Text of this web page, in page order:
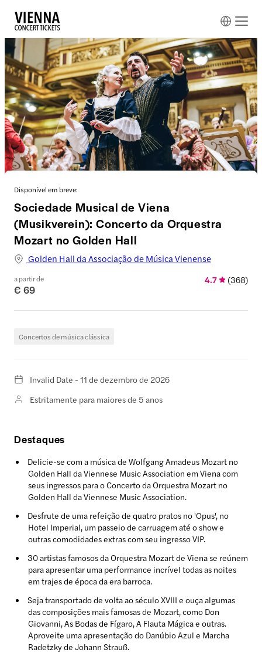
Disponível em breve:
Sociedade Musical de Viena
(Musikverein): Concerto da Orquestra
Mozart no Golden Hall
Golden Hall da Associação de Música Vienense
a partir de
€ 69
4.7 (368)
Concertos de música clássica
Invalid Date - 11 de dezembro de 2026
Estritamente para maiores de 5 anos
Destaques
Delicie-se com a música de Wolfgang Amadeus Mozart no
Golden Hall da Viennese Music Association em Viena com
seus ingressos para o Concerto da Orquestra Mozart no
Golden Hall da Viennese Music Association.
Desfrute de uma refeição de quatro pratos no 'Opus', no
Hotel Imperial, um passeio de carruagem até o show e
outras comodidades extras com seu ingresso VIP.
30 artistas famosos da Orquestra Mozart de Viena se reúnem
para apresentar uma performance incrível todas as noites
em trajes de época da era barroca.
Seja transportado de volta ao século XVIII e ouça algumas
das composições mais famosas de Mozart, como Don
Giovanni, As Bodas de Fígaro, A Flauta Mágica e outras.
Aproveite uma apresentação do Danúbio Azul e Marcha
Radetzky de Johann Strauß.